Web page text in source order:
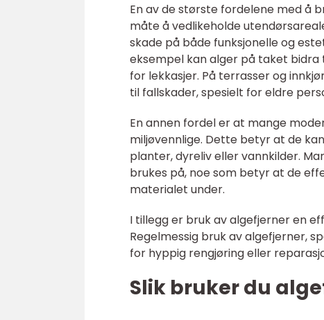
En av de største fordelene med å
måte å vedlikeholde
skade på både funksjonelle og
eksempel kan alger på taket bidra
for lekkasjer. På terrasser og
til fallskader, spesielt for eldre
En annen fordel er at mange
miljøvennlige. Dette betyr at de
planter, dyreliv eller vannkilder.
brukes på, noe som betyr at de
materialet under.
I tillegg er bruk av algefjerner en
Regelmessig bruk av algefjerner,
for hyppig rengjøring eller
Slik bruker du